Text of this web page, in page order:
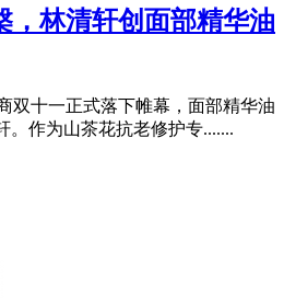
，林清轩创面部精华油
双十一正式落下帷幕，面部精华油
。作为山茶花抗老修护专.......